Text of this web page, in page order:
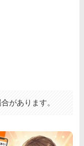
があります。